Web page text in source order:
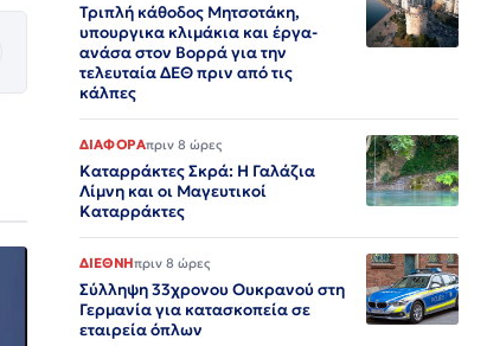
Τριπλή κάθοδος Μητσοτάκη,
υπουργικα κλιμάκια και έργα-
ανάσα στον Βορρά για την
τελευταία ΔΕΘ πριν από τις
κάλπες
ΔΙΑΦΟΡΑπριν 8 ώρες
Καταρράκτες Σκρά: Η Γαλάζια
Λίμνη και οι Μαγευτικοί
Καταρράκτες
ΔΙΕΘΝΗπριν 8 ώρες
Σύλληψη 33χρονου Ουκρανού στη
Γερμανία για κατασκοπεία σε
εταιρεία όπλων